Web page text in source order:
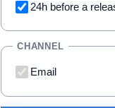
24h before a
CHANNEL
Email